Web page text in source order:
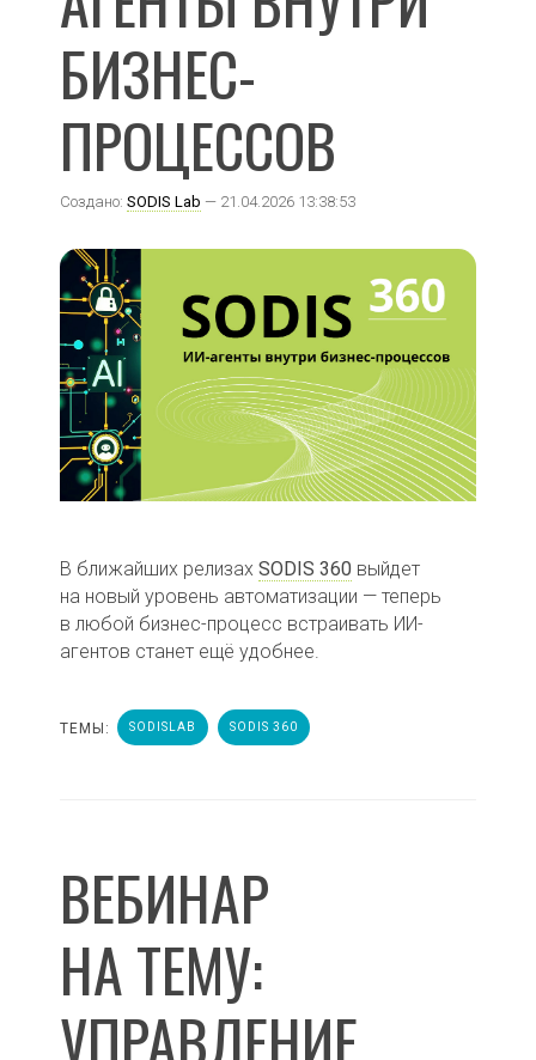
БИЗНЕС-
ПРОЦЕССОВ
Создано: SODIS Lab — 21.04.2026 13:38:53
В ближайших релизах SODIS 360 выйдет
на новый уровень автоматизации — теперь
в любой бизнес-процесс встраивать ИИ-
агентов станет ещё удобнее.
ТЕМЫ: SODISLAB SODIS 360
ВЕБИНАР
НА ТЕМУ:
УПРАВЛЕНИЕ